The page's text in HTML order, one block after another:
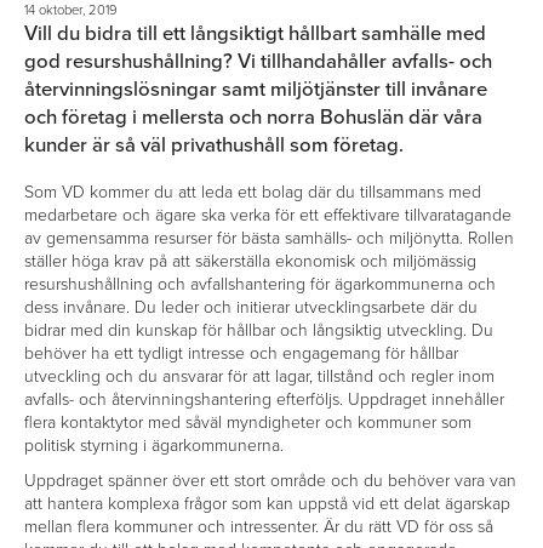
14 oktober, 2019
Vill du bidra till ett långsiktigt hållbart samhälle med
god resurshushållning? Vi tillhandahåller avfalls- och
återvinningslösningar samt miljötjänster till invånare
och företag i mellersta och norra Bohuslän där våra
kunder är så väl privathushåll som företag.
Som VD kommer du att leda ett bolag där du tillsammans med
medarbetare och ägare ska verka för ett effektivare tillvaratagande
av gemensamma resurser för bästa samhälls- och miljönytta. Rollen
ställer höga krav på att säkerställa ekonomisk och miljömässig
resurshushållning och avfallshantering för ägarkommunerna och
dess invånare. Du leder och initierar utvecklingsarbete där du
bidrar med din kunskap för hållbar och långsiktig utveckling. Du
behöver ha ett tydligt intresse och engagemang för hållbar
utveckling och du ansvarar för att lagar, tillstånd och regler inom
avfalls- och återvinningshantering efterföljs. Uppdraget innehåller
flera kontaktytor med såväl myndigheter och kommuner som
politisk styrning i ägarkommunerna.
Uppdraget spänner över ett stort område och du behöver vara van
att hantera komplexa frågor som kan uppstå vid ett delat ägarskap
mellan flera kommuner och intressenter. Är du rätt VD för oss så